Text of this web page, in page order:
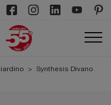
> Synthesis Divano